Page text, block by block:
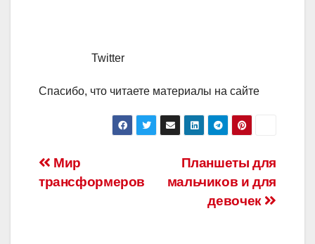
Twitter
Спасибо, что читаете материалы на сайте
Навигация
по
Планшеты для
мальчиков и для
девочек
Мир
трансформеров